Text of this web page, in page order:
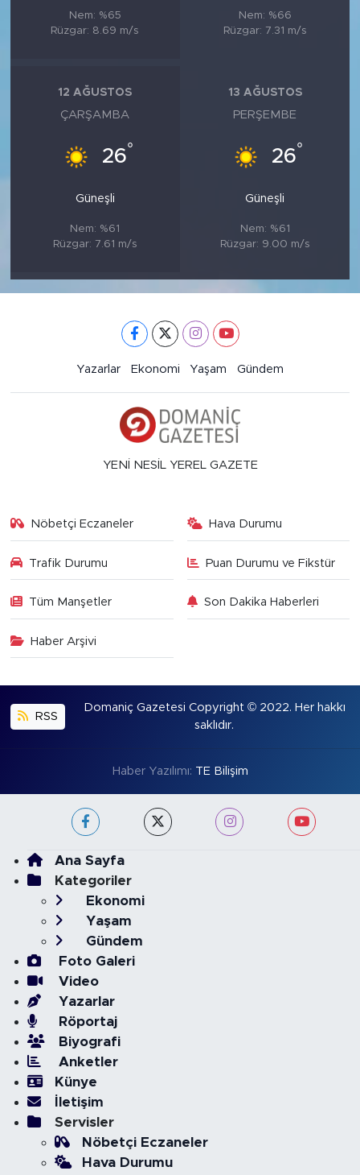
Nem: %65
Rüzgar: 8.69 m/s
Nem: %66
Rüzgar: 7.31 m/s
12 AĞUSTOS
ÇARŞAMBA
26°
Güneşli
Nem: %61
Rüzgar: 7.61 m/s
13 AĞUSTOS
PERŞEMBE
26°
Güneşli
Nem: %61
Rüzgar: 9.00 m/s
Yazarlar Ekonomi Yaşam Gündem
YENİ NESİL YEREL GAZETE
Nöbetçi Eczaneler Hava Durumu
Trafik Durumu Puan Durumu ve Fikstür
Tüm Manşetler Son Dakika Haberleri
Haber Arşivi
RSS
Domaniç Gazetesi Copyright © 2022. Her hakkı
saklıdır.
Haber Yazılımı: TE Bilişim
Ana Sayfa
Kategoriler
Ekonomi
Yaşam
Gündem
Foto Galeri
Video
Yazarlar
Röportaj
Biyografi
Anketler
Künye
İletişim
Servisler
Nöbetçi Eczaneler
Hava Durumu